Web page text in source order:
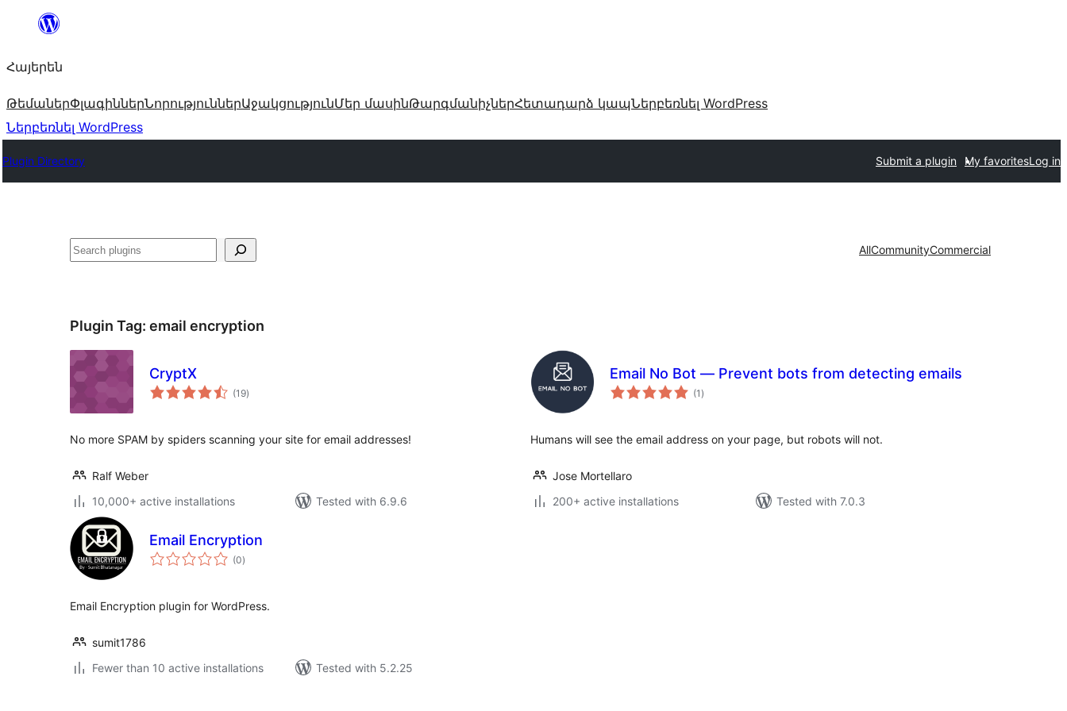
Անցնել
Հայերեն
ԹեմաներՓլագիններՆորություններԱջակցությունՄեր մասինԹարգմանիչներՀետադարձ կապՆերբեռնել WordPress
Ներբեռնել WordPress
Plugin Directory Submit a plugin My favoritesLog in
Որոնել AllCommunityCommercial
Plugin Tag: email encryption
CryptX
(19total
ratings
)
No more SPAM by spiders scanning your site for email addresses!
Ralf Weber
10,000+ active installations
Tested with 6.9.6
Email No Bot — Prevent bots from detecting emails
(1 total
ratings
)
Humans will see the email address on your page, but robots will not.
Jose Mortellaro
200+ active installations
Tested with 7.0.3
Email Encryption
(0total
ratings
)
Email Encryption plugin for WordPress.
sumit1786
Fewer than 10 active installations
Tested with 5.2.25